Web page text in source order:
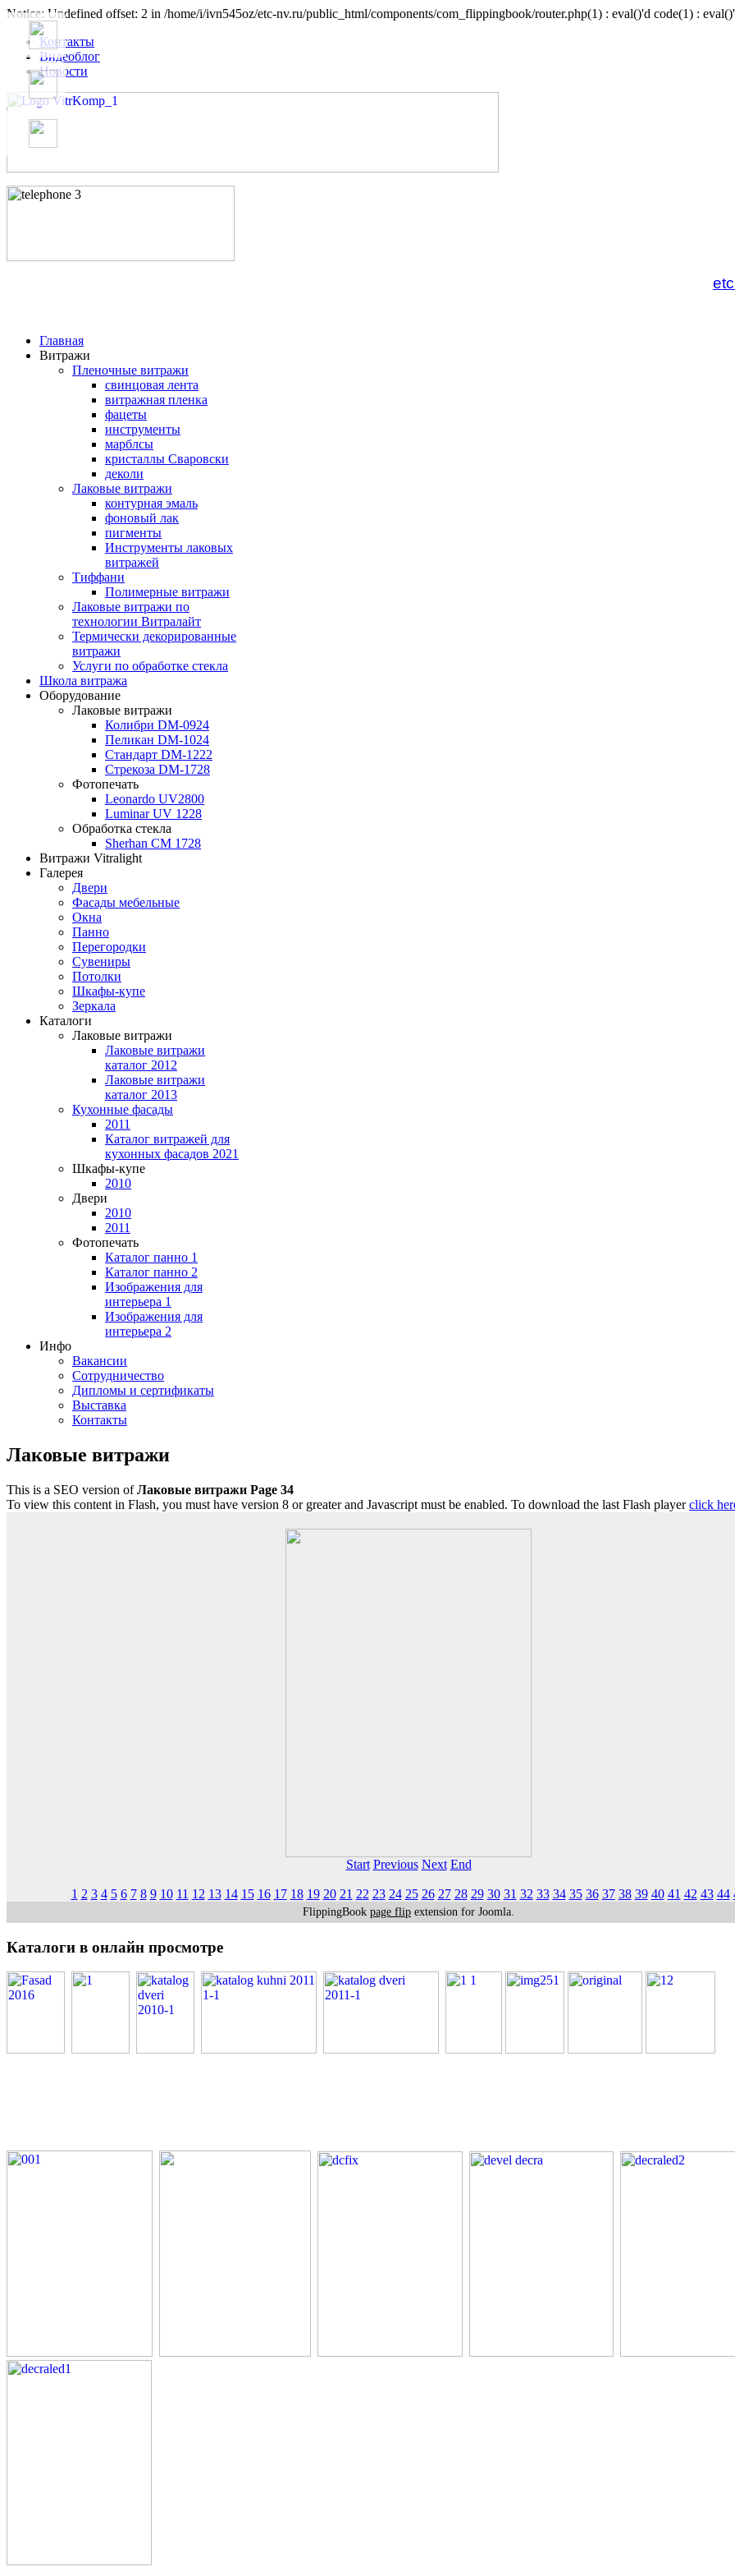
Notice: Undefined offset: 2 in /home/i/ivn545oz/etc-nv.ru/public_html/components/com_flippingbook/router.php(1) : eval()'d code(1) :
Контакты
Видеоблог
Новости
Главная
Витражи
Пленочные витражи
свинцовая лента
витражная пленка
фацеты
инструменты
марблсы
кристаллы Сваровски
деколи
Лаковые витражи
контурная эмаль
фоновый лак
пигменты
Инструменты лаковых
витражей
Тиффани
Полимерные витражи
Лаковые витражи по
технологии Витралайт
Термически декорированные
витражи
Услуги по обработке стекла
Школа витража
Оборудование
Лаковые витражи
Колибри DM-0924
Пеликан DM-1024
Стандарт DM-1222
Стрекоза DM-1728
Фотопечать
Leonardo UV2800
Luminar UV 1228
Обработка стекла
Sherhan CM 1728
Витражи Vitralight
Галерея
Двери
Фасады мебельные
Окна
Панно
Перегородки
Сувениры
Потолки
Шкафы-купе
Зеркала
Каталоги
Лаковые витражи
Лаковые витражи
каталог 2012
Лаковые витражи
каталог 2013
Кухонные фасады
2011
Каталог витражей для
кухонных фасадов 2021
Шкафы-купе
2010
Двери
2010
2011
Фотопечать
Каталог панно 1
Каталог панно 2
Изображения для
интерьера 1
Изображения для
интерьера 2
Инфо
Вакансии
Сотрудничество
Дипломы и сертификаты
Выставка
Контакты
Лаковые витражи
This is a SEO version ofЛаковые витражи Page 34
To view this content in Flash, you must have version 8 or greater and Javascript must be enabled. To download the last Flash playerclick
Start Previous Next End
1 2 3 4 5 6 7 8 9 10 11 12 13 14 15 16 17 18 19 20 21 22 23 24 25 26 27 28 29 30 31 32 33 34 35 36 37 38 39 40 41 42 43 44
FlippingBook page flip extension for Joomla.
Каталоги в онлайн просмотре